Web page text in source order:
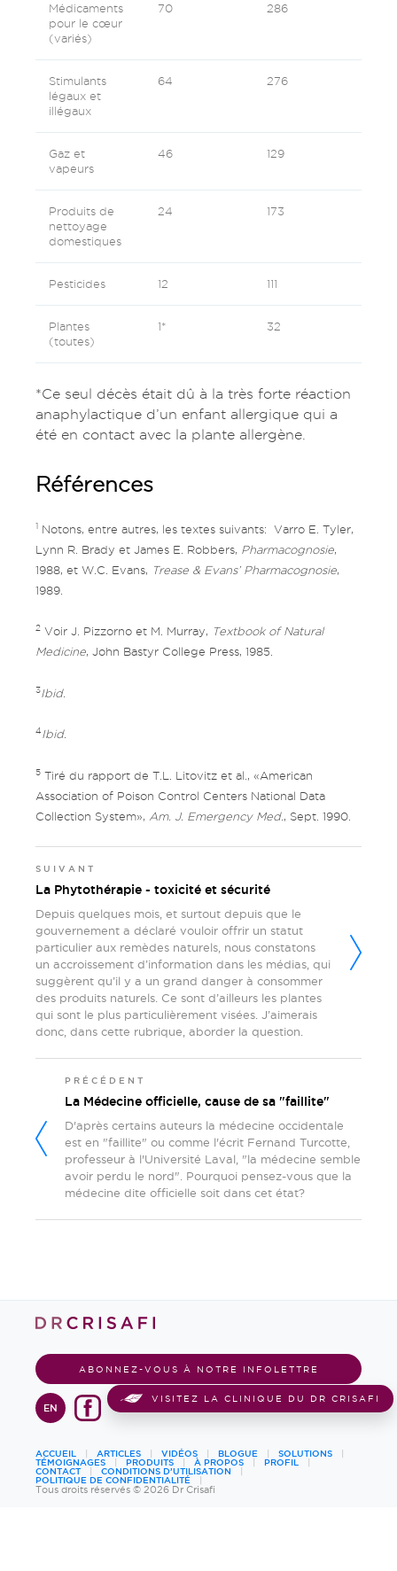
Médicaments
pour le cœur
(variés)
70 286
Stimulants
légaux et
illégaux
64 276
Gaz et
vapeurs
46 129
Produits de
nettoyage
domestiques
24 173
Pesticides 12 111
Plantes
(toutes)
1* 32
*Ce seul décès était dû à la très forte réaction
anaphylactique d’un enfant allergique qui a
été en contact avec la plante allergène.
Références
1 Notons, entre autres, les textes suivants: Varro E. Tyler,
Lynn R. Brady et James E. Robbers,
Pharmacognosie
1988, et W.C. Evans,
Trease & Evans’ Pharmacognosie
1989.
2 Voir J. Pizzorno et M. Murray, Textbook of Natural
Medicine, John Bastyr College Press, 1985.
3Ibid.
4Ibid.
5 Tiré du rapport de T.L. Litovitz et al., «American
Association of Poison Control Centers National Data
Collection System»,
Am. J. Emergency Med., Sept. 1990.
SUIVANT
La Phytothérapie - toxicité et sécurité
Depuis quelques mois, et surtout depuis que le
gouvernement a déclaré vouloir offrir un statut
particulier aux remèdes naturels, nous constatons
un accroissement d’information dans les médias, qui
suggèrent qu’il y a un grand danger à consommer
des produits naturels. Ce sont d’ailleurs les plantes
qui sont le plus particulièrement visées. J’aimerais
donc, dans cette rubrique, aborder la question.
PRÉCÉDENT
La Médecine officielle, cause de sa "faillite"
D'après certains auteurs la médecine occidentale
est en "faillite" ou comme l'écrit Fernand Turcotte,
professeur à l'Université Laval, "la médecine semble
avoir perdu le nord". Pourquoi pensez-vous que la
médecine dite officielle soit dans cet état?
VISITEZ LA CLINIQUE DU DR CRISAFI
ABONNEZ-VOUS À NOTRE INFOLETTRE
EN
ACCUEIL ARTICLES VIDÉOS BLOGUE
SOLUTIONS
TÉMOIGNAGES
PRODUITS À PROPOS
PROFIL
CONTACT
CONDITIONS D’UTILISATION
POLITIQUE DE CONFIDENTIALITÉ
Tous droits réservés © 2026 Dr Crisafi